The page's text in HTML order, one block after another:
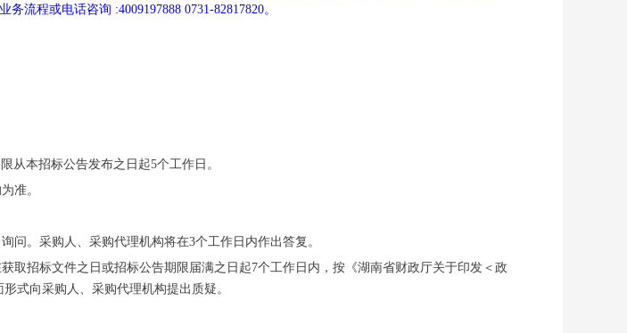
流程或电话咨询 :4009197888 0731-82817820。
从本招标公告发布之日起5个工作日。
准。
问。采购人、采购代理机构将在3个工作日内作出答复。
取招标文件之日或招标公告期限届满之日起7个工作日内，按《湖南省财政厅关于印发＜政
式向采购人、采购代理机构提出质疑。